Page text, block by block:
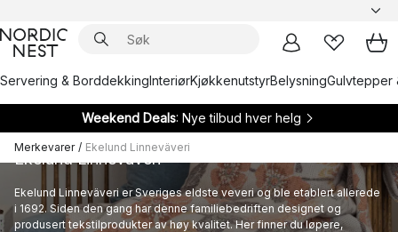
Servering & BorddekkingInteriørKjøkkenutstyrBelysningGulvtepper
Weekend Deals: Nye tilbud hver helg
Merkevarer / Ekelund Linneväveri
Ekelund Linneväveri
Ekelund Linneväveri er Sveriges eldste veveri og ble etablert allerede
i 1692. Siden den gang har denne familiebedriften designet og
produsert tekstilprodukter av høy kvalitet. Her finner du løpere,